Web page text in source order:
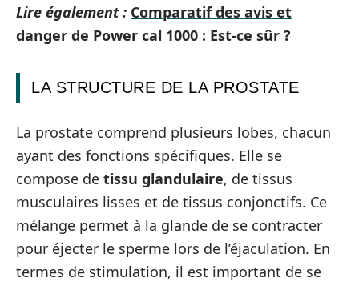
Lire également : Comparatif des avis et
danger de Power cal 1000 : Est-ce sûr ?
LA STRUCTURE DE LA PROSTATE
La prostate comprend plusieurs lobes, chacun
ayant des fonctions spécifiques. Elle se
compose de tissu glandulaire, de tissus
musculaires lisses et de tissus conjonctifs. Ce
mélange permet à la glande de se contracter
pour éjecter le sperme lors de l’éjaculation. En
termes de stimulation, il est important de se